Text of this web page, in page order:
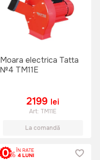
Moara electrica Tatta
№4 TM11E
2199 lei
Art: TM11E
La comandă